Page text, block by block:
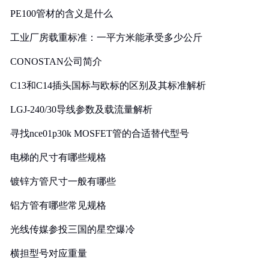
PE100管材的含义是什么
工业厂房载重标准：一平方米能承受多少公斤
CONOSTAN公司简介
C13和C14插头国标与欧标的区别及其标准解析
LGJ-240/30导线参数及载流量解析
寻找nce01p30k MOSFET管的合适替代型号
电梯的尺寸有哪些规格
镀锌方管尺寸一般有哪些
铝方管有哪些常见规格
光线传媒参投三国的星空爆冷
横担型号对应重量